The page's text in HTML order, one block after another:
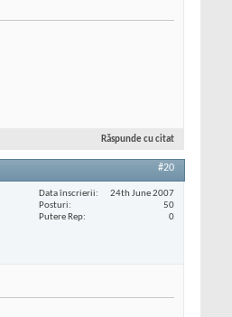
Răspunde cu citat
#20
Data înscrierii
24th June 2007
Posturi
50
Putere Rep
0